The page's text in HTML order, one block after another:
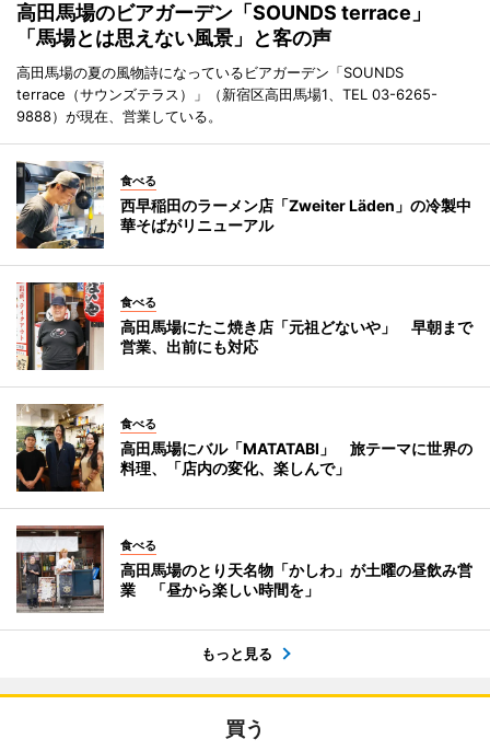
高田馬場のビアガーデン「SOUNDS terrace」
「馬場とは思えない風景」と客の声
高田馬場の夏の風物詩になっているビアガーデン「SOUNDS
terrace（サウンズテラス）」（新宿区高田馬場1、TEL 03-6265-
9888）が現在、営業している。
食べる
西早稲田のラーメン店「Zweiter Läden」の冷製中
華そばがリニューアル
食べる
高田馬場にたこ焼き店「元祖どないや」 早朝まで
営業、出前にも対応
食べる
高田馬場にバル「MATATABI」 旅テーマに世界の
料理、「店内の変化、楽しんで」
食べる
高田馬場のとり天名物「かしわ」が土曜の昼飲み営
業 「昼から楽しい時間を」
もっと見る
買う